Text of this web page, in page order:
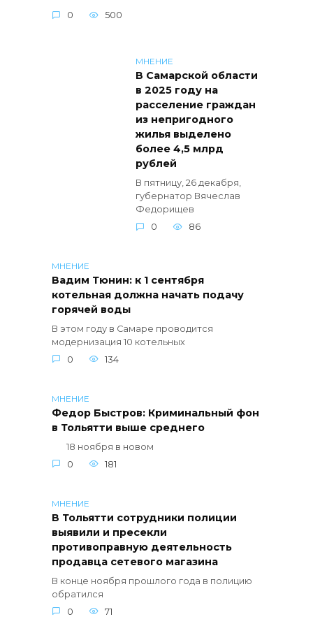
0 500
МНЕНИЕ
В Самарской области
в 2025 году на
расселение граждан
из непригодного
жилья выделено
более 4,5 млрд
рублей
В пятницу, 26 декабря,
губернатор Вячеслав
Федорищев
0
86
МНЕНИЕ
Вадим Тюнин: к 1 сентября
котельная должна начать подачу
горячей воды
В этом году в Самаре проводится
модернизация 10 котельных
0
134
МНЕНИЕ
Федор Быстров: Криминальный фон
в Тольятти выше среднего
18 ноября в новом
0
181
МНЕНИЕ
В Тольятти сотрудники полиции
выявили и пресекли
противоправную деятельность
продавца сетевого магазина
В конце ноября прошлого года в полицию
обратился
0
71